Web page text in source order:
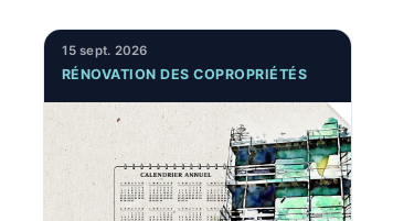
15 sept. 2026
RÉNOVATION DES COPROPRIÉTÉS